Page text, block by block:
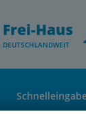
Frei-Haus
DEUTSCHLANDWEIT